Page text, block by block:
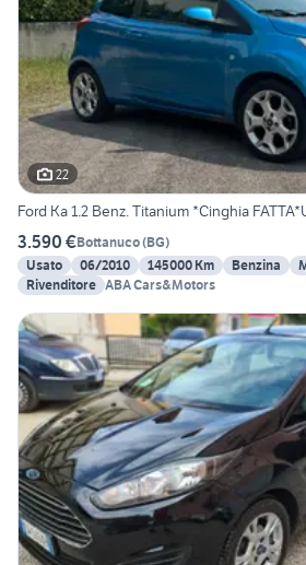
22
Ford Ka 1.2 Benz. Titanium *Cinghia
3.590 €Bottanuco(BG)
Usato
06/2010 145000 Km Benzina
Rivenditore ABA Cars&Motors